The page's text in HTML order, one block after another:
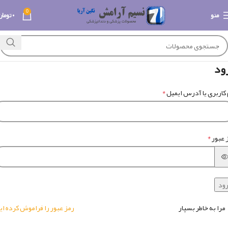
منو 0 ۰
کاربری یا آدرس ایمیل*
عبور*
رمز عبور را فراموش کرده
مرا به خاطر بسپار